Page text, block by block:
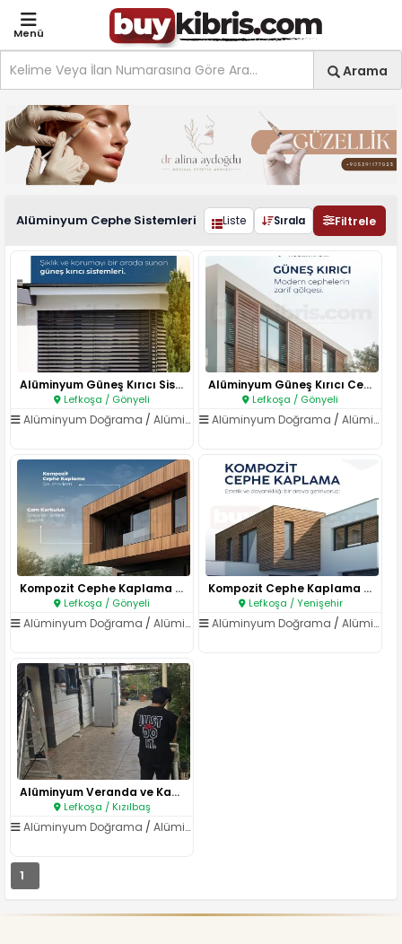
Menü
Ara
Arama
Alüminyum Doğrama
Alüminyum Cephe Sistemleri Liste Sırala Filtrele
Alüminyum Güneş Kırıcı Sisteml..
Lefkoşa / Gönyeli
Alüminyum Doğrama / Alüminyum Cephe Sistemleri
Alüminyum Güneş Kırıcı Cephe S..
Lefkoşa / Gönyeli
Alüminyum Doğrama /Alüminyum Cephe Sistemleri
Kompozit Cephe Kaplama Sisteml..
Lefkoşa / Gönyeli
Alüminyum Doğrama / Alüminyum Cephe Sistemleri
Kompozit Cephe Kaplama Sisteml..
Lefkoşa / Yenişehir
Alüminyum Doğrama /Alüminyum Cephe Sistemleri
Alüminyum Veranda ve Kapalı Al..
Lefkoşa / Kızılbaş
Alüminyum Doğrama / Alüminyum Cephe Sistemleri
1